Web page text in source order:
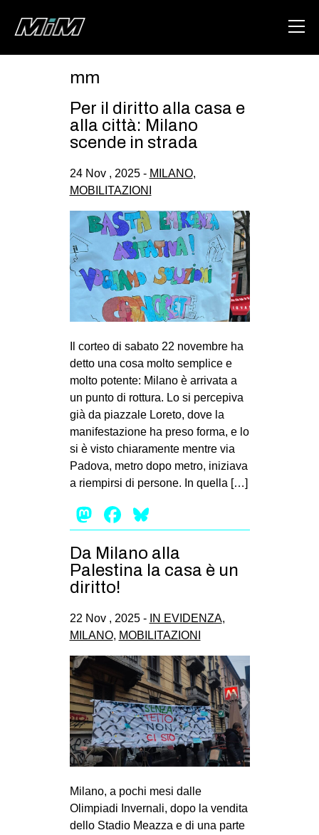
ABOUT
DEGENERAZIONE
CSOA LAMBRETTA
MSM
STUDENTI TSUNAMI
ZAM
MOBILITAZIONI
SPAZI
SPORT POPOLARE
MOVIMENTI
AMBIENTE
ANTIFASCISMO
MIGRAZIONI
PRECARIATO
STUDENTI
ARTE
CINEMA
MANIFESTI
MUSICA
INTERNAZIONALE
AFRICA
mm
Per il diritto alla casa e
alla città: Milano
scende in strada
24 Nov , 2025 - MILANO,
MOBILITAZIONI
Il corteo di sabato 22 novembre ha
detto una cosa molto semplice e
molto potente: Milano è arrivata a
un punto di rottura. Lo si percepiva
già da piazzale Loreto, dove la
manifestazione ha preso forma, e lo
si è visto chiaramente mentre via
Padova, metro dopo metro, iniziava
a riempirsi di persone. In quella […]
Mastodon
Facebook
Da Milano alla
Palestina la casa è un
diritto!
22 Nov , 2025 - IN EVIDENZA,
MILANO, MOBILITAZIONI
Milano, a pochi mesi dalle
Olimpiadi Invernali, dopo la vendita
dello Stadio Meazza e di una parte